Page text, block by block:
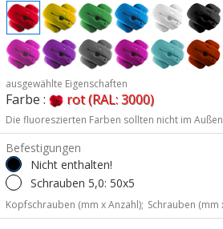
ausgewählte Eigenschaften
Farbe : rot (RAL: 3000)
Die fluoreszierten Farben sollten nicht im
Befestigungen
Nicht enthalten!
Schrauben 5,0: 50x5
Kopfschrauben (mm x Anzahl); Schrauben (mm